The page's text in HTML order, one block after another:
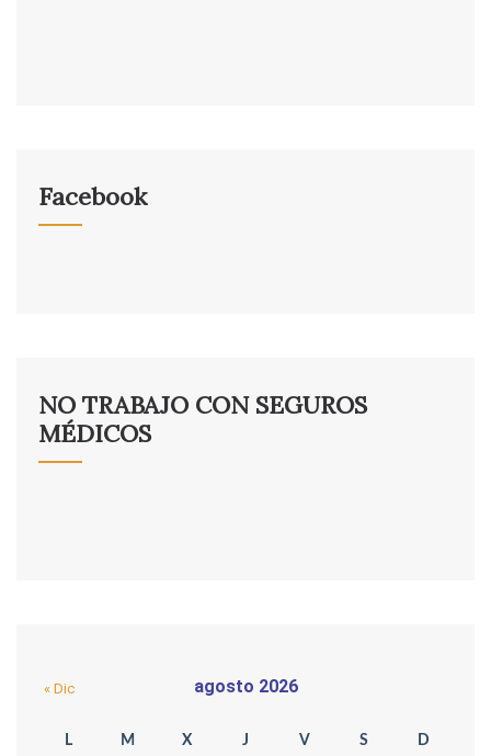
Facebook
NO TRABAJO CON SEGUROS
MÉDICOS
agosto 2026
L M X J V S D
« Dic